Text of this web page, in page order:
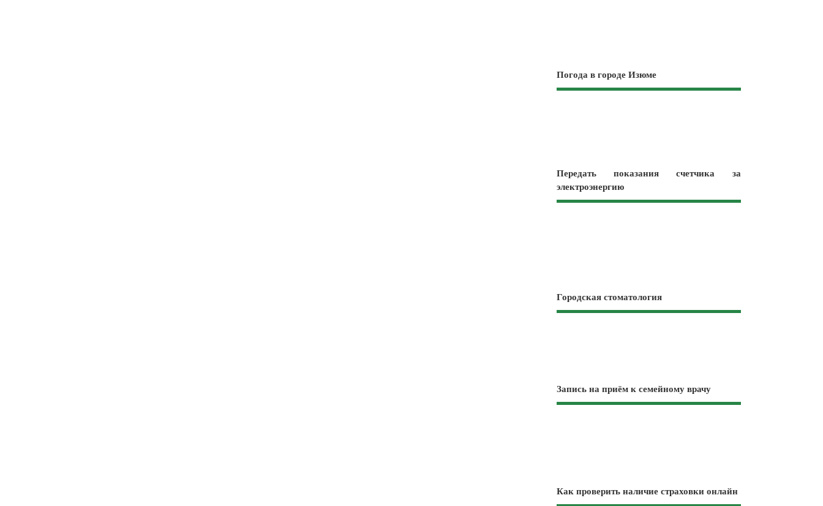
Погода в городе Изюме
Передать показания счетчика за
электроэнергию
Городская стоматология
Запись на приём к семейному врачу
Как проверить наличие страховки онлайн